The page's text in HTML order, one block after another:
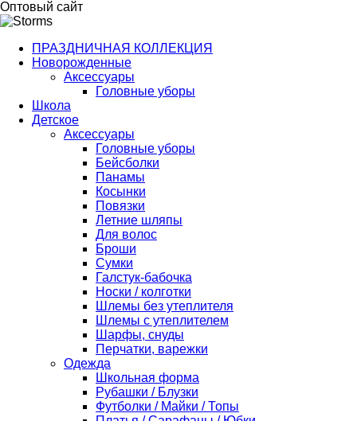
Оптовый сайт
ПРАЗДНИЧНАЯ КОЛЛЕКЦИЯ
Новорожденные
Аксессуары
Головные уборы
Школа
Детское
Аксессуары
Головные уборы
Бейсболки
Панамы
Косынки
Повязки
Летние шляпы
Для волос
Броши
Сумки
Галстук-бабочка
Носки / колготки
Шлемы без утеплителя
Шлемы с утеплителем
Шарфы, снуды
Перчатки, варежки
Одежда
Школьная форма
Рубашки / Блузки
Футболки / Майки / Топы